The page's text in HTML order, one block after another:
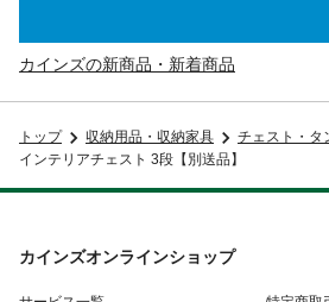
カインズの新商品・新着商品
トップ 収納用品・収納家具 チェスト・タ
インテリアチェスト 3段【別送品】
カインズオンラインショップ